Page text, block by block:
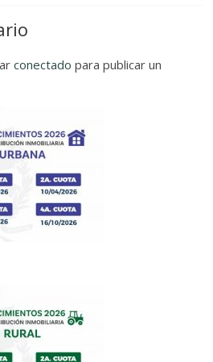
conectado para publicar un